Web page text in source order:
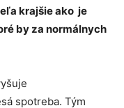
krajšie ako je
by za normálnych
spotreba. Tým